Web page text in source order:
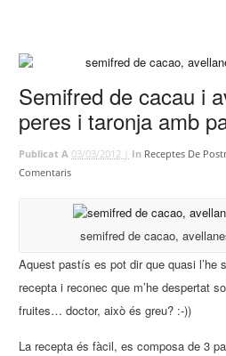
Semifred de cacau i
peres i taronja amb
Publicat A03/03/2012 | In Receptes De
Comentaris
semifred de cacao,
Aquest pastís es pot dir que quasi l’he
recepta i reconec que m’he despertat
fruites… doctor, això és greu? :-))
La recepta és fàcil, es composa de 3